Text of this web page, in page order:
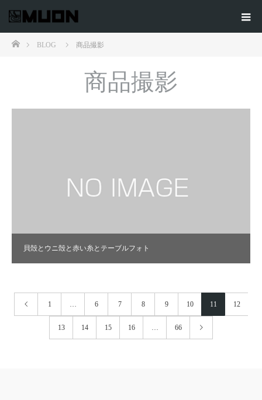
ホームBLOG 商品撮影
商品撮影
貝殻とウニ殻と赤い糸とテーブルフォト
1 … 6 7 8 9 10 11 12
13 14 15 16 … 66